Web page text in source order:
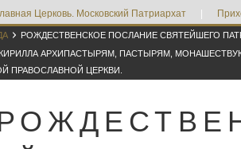
Церковь. Московский Патриархат
 РОЖДЕСТВЕНСКОЕ ПОСЛАНИЕ СВЯТЕЙШЕГО
АРХИПАСТЫРЯМ, ПАСТЫРЯМ,
ПРАВОСЛАВНОЙ ЦЕРКВИ.